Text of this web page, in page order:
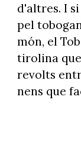
d'altres. I
pel
món, el
tirolina
revolts
nens que